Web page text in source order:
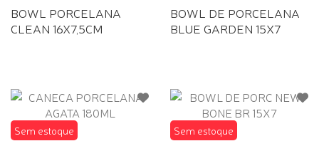
BOWL PORCELANA
CLEAN 16X7,5CM
BOWL DE PORCELANA
BLUE GARDEN 15X7
Sem estoque Sem estoque